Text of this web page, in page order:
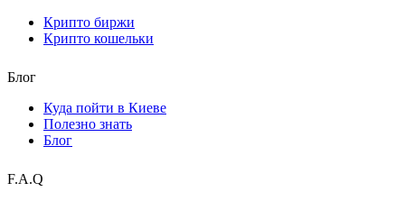
Крипто биржи
Крипто кошельки
Блог
Куда пойти в Киеве
Полезно знать
Блог
F.A.Q